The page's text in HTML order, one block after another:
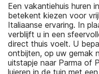
Een vakantiehuis huren
betekent kiezen voor
Italiaanse ervaring. In
verblijft u in een
direct thuis voelt. U
ontbijten, op uw gemak
uitstapje naar Parma of
luieren in de tuin met